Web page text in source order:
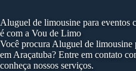
Aluguel de limousine para eventos
é com a Vou de Limo
Você procura Aluguel de limousine
em Araçatuba? Entre em contato
conheça nossos serviços.